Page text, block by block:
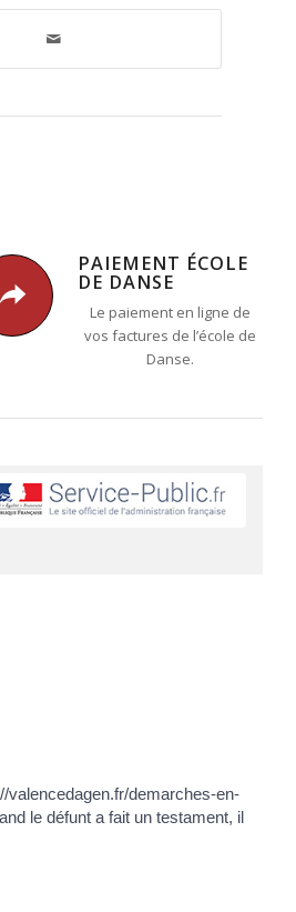
PAIEMENT ÉCOLE
DE DANSE
Le paiement en ligne de
vos factures de l’école de
Danse.
valencedagen.fr/demarches-en-
le défunt a fait un testament, il